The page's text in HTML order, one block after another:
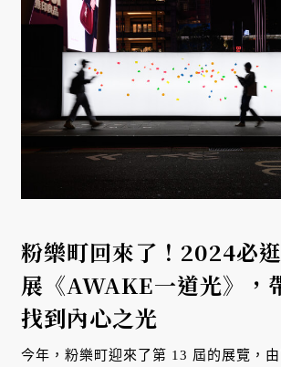
粉樂町回來了！2024必
展《AWAKE一道光》，
找到內心之光
今年，粉樂町迎來了第 13 屆的展覽，